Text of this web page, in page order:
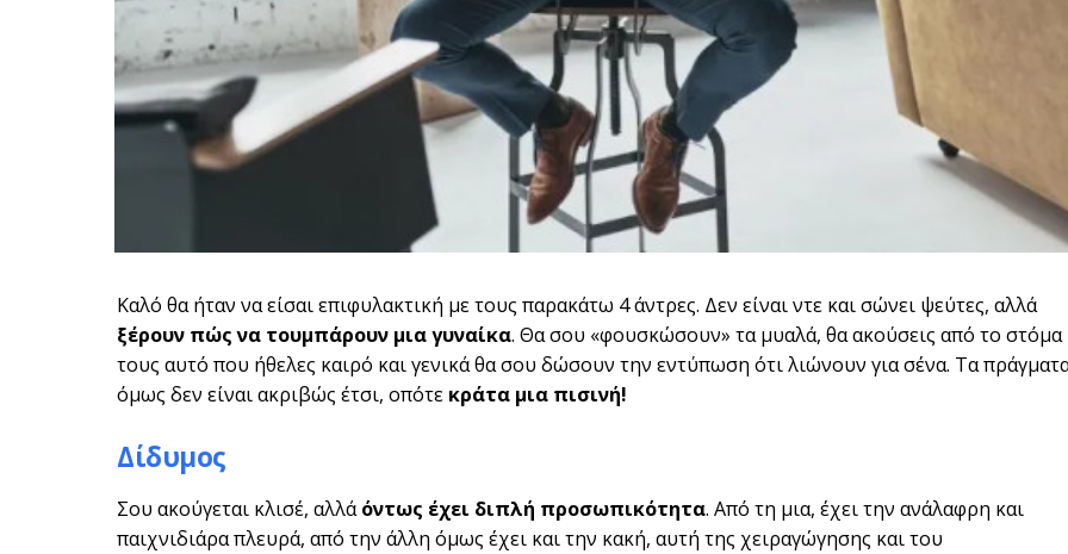
Καλό θα ήταν να είσαι επιφυλακτική με τους παρακάτω 4 άντρες. Δεν είναι ντε και σώνει ψεύτες, αλλά
ξέρουν πώς να τουμπάρουν μια γυναίκα. Θα σου «φουσκώσουν» τα μυαλά, θα ακούσεις από το στόμα
τους αυτό που ήθελες καιρό και γενικά θα σου δώσουν την εντύπωση ότι λιώνουν για σένα. Τα
όμως δεν είναι ακριβώς έτσι, οπότε κράτα μια πισινή!
Δίδυμος
Σου ακούγεται κλισέ, αλλάόντως έχει διπλή προσωπικότητα. Από τη μια, έχει την ανάλαφρη και
παιχνιδιάρα πλευρά, από την άλλη όμως έχει και την κακή, αυτή της χειραγώγησης και του